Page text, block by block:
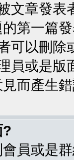
文章發
第一篇
可以刪
員或是
而產生
?
員或是